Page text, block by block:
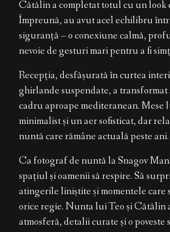
Cătălin a completat totul cu un look
Împreună, au avut acel echilibru
siguranță – o conexiune calmă,
nevoie de gesturi mari pentru a fi
Recepția, desfășurată în curtea
ghirlande suspendate, a
cadru aproape mediteranean. Mese
minimalist și un aer sofisticat, dar
nuntă care rămâne actuală peste ani.
Ca fotograf de nuntă la Snagov
spațiul și oamenii să respire. Să
atingerile liniștite și momentele care
orice regie. Nunta lui Teo și Cătălin
atmosferă, detalii curate și o poveste